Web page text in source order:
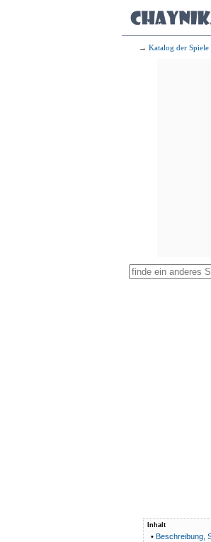
→ Katalog der Spiele
Inhalt
• Beschreibung,